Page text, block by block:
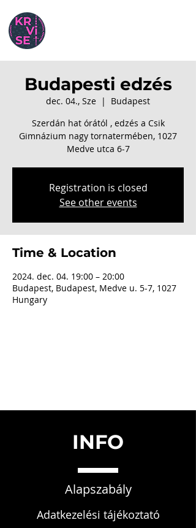
Budapesti edzés
dec. 04., Sze
  |
Budapest
Szerdán hat órától , edzés a Csik
Gimnázium nagy tornatermében, 1027
Medve utca 6-7
Registration is closed
See other events
Time & Location
2024. dec. 04. 19:00 – 20:00
Budapest, Budapest, Medve u. 5-7, 1027
Hungary
INFO
Alapszabály
Adatkezelési tájékoztató